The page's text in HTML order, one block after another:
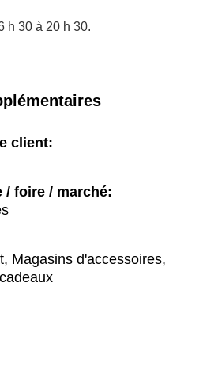
h 30 à 20 h 30.
client:
/ foire / marché:
Magasins d'accessoires,